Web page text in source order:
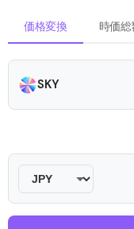
価格変換 時価
SKY